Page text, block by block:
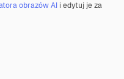
obrazów AI i edytuj je za